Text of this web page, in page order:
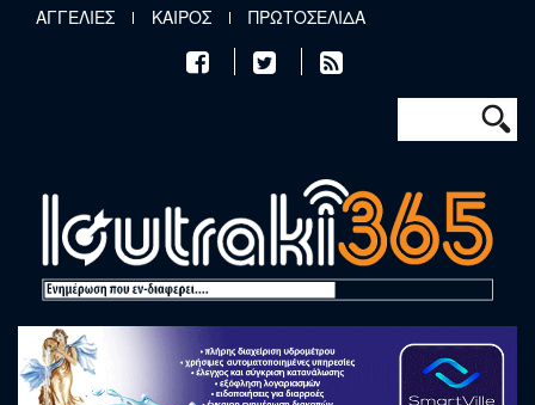
Παράκαμψη προς το κυρίως περιεχόμενο
ΑΓΓΕΛΙΕΣ ΚΑΙΡΟΣ ΠΡΩΤΟΣΕΛΙΔΑ
Φόρμα
Αναζήτηση